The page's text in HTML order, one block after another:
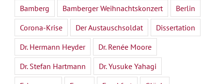
Bamberg
Bamberger Weihnachtskonzert
Berlin
Corona-Krise
Der Austauschsoldat
Dissertation
Dr. Hermann Heyder
Dr. Renée Moore
Dr. Stefan Hartmann
Dr. Yusuke Yahagi